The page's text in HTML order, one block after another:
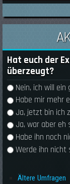
Hat euch der
überzeugt?
Nein, ich will ein
Habe mir mehr
Ja, jetzt bin ich
Ja, war aber eh
Habe ihn noch
Werde ihn nicht
Ältere Umfragen